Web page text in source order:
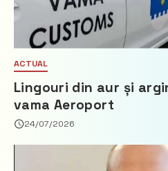
ACTUAL
Lingouri din aur și
vama Aeroport
24/07/2026